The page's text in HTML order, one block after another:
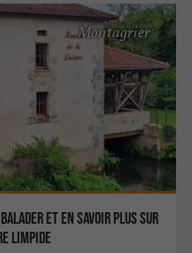
balader et en savoir plus sur
limpide
Montagrier